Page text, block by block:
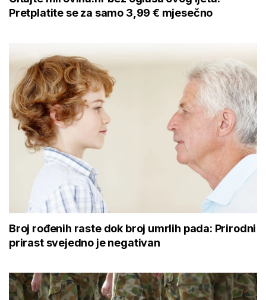
Pretplatite se za samo 3,99 € mjesečno
Broj rođenih raste dok broj umrlih pada: Prirodni
prirast svejedno je negativan